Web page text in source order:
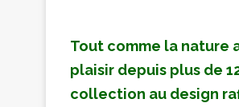
Tout comme la nature
plaisir depuis plus de
collection au design